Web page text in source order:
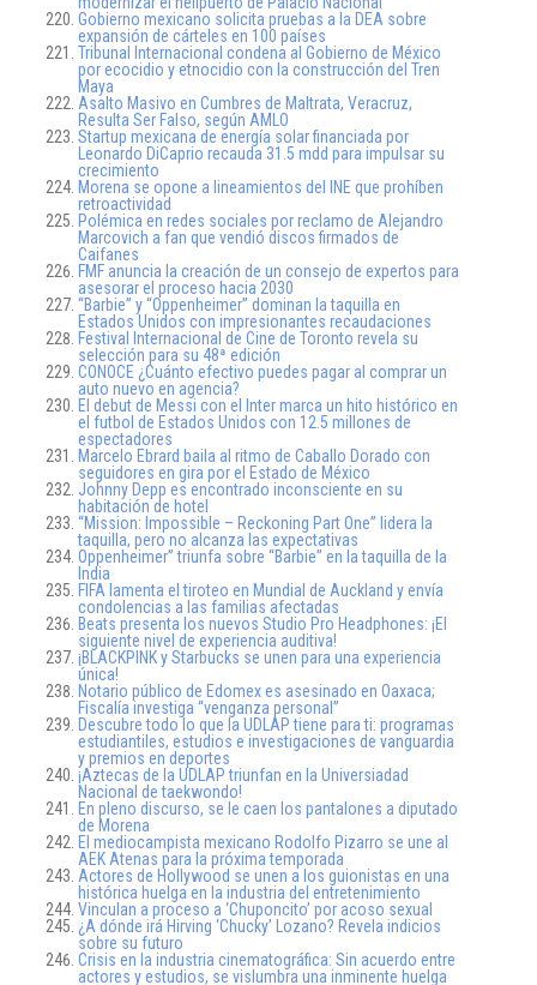
Gobierno mexicano solicita pruebas a la DEA sobre
expansión de cárteles en 100 países
Tribunal Internacional condena al Gobierno de México
por ecocidio y etnocidio con la construcción del Tren
Maya
Asalto Masivo en Cumbres de Maltrata, Veracruz,
Resulta Ser Falso, según AMLO
Startup mexicana de energía solar financiada por
Leonardo DiCaprio recauda 31.5 mdd para impulsar su
crecimiento
Morena se opone a lineamientos del INE que prohíben
retroactividad
Polémica en redes sociales por reclamo de Alejandro
Marcovich a fan que vendió discos firmados de
Caifanes
FMF anuncia la creación de un consejo de expertos para
asesorar el proceso hacia 2030
“Barbie” y “Oppenheimer” dominan la taquilla en
Estados Unidos con impresionantes recaudaciones
Festival Internacional de Cine de Toronto revela su
selección para su 48ª edición
CONOCE ¿Cuánto efectivo puedes pagar al comprar un
auto nuevo en agencia?
El debut de Messi con el Inter marca un hito histórico en
el futbol de Estados Unidos con 12.5 millones de
espectadores
Marcelo Ebrard baila al ritmo de Caballo Dorado con
seguidores en gira por el Estado de México
Johnny Depp es encontrado inconsciente en su
habitación de hotel
“Mission: Impossible – Reckoning Part One” lidera la
taquilla, pero no alcanza las expectativas
Oppenheimer” triunfa sobre “Barbie” en la taquilla de la
India
FIFA lamenta el tiroteo en Mundial de Auckland y envía
condolencias a las familias afectadas
Beats presenta los nuevos Studio Pro Headphones: ¡El
siguiente nivel de experiencia auditiva!
¡BLACKPINK y Starbucks se unen para una experiencia
única!
Notario público de Edomex es asesinado en Oaxaca;
Fiscalía investiga “venganza personal”
Descubre todo lo que la UDLAP tiene para ti: programas
estudiantiles, estudios e investigaciones de vanguardia
y premios en deportes
¡Aztecas de la UDLAP triunfan en la Universiadad
Nacional de taekwondo!
En pleno discurso, se le caen los pantalones a diputado
de Morena
El mediocampista mexicano Rodolfo Pizarro se une al
AEK Atenas para la próxima temporada
Actores de Hollywood se unen a los guionistas en una
histórica huelga en la industria del entretenimiento
Vinculan a proceso a ‘Chuponcito’ por acoso sexual
¿A dónde irá Hirving ‘Chucky’ Lozano? Revela indicios
sobre su futuro
Crisis en la industria cinematográfica: Sin acuerdo entre
actores y estudios, se vislumbra una inminente huelga